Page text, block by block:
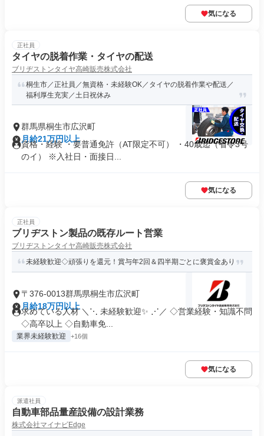
気になる
正社員
タイヤの脱着作業・タイヤの配送
ブリヂストンタイヤ高崎販売株式会社
桐生市／正社員／無資格・未経験OK／タイヤの脱着作業や配送／
福利厚生充実／土日祝休み
群馬県桐生市広沢町
月給21万円以上
資格・経験 ・要普通免許（AT限定不可） ・40歳迄（省令3号
のイ） ※入社日・面接日...
気になる
正社員
ブリヂストン製品の既存ルート営業
ブリヂストンタイヤ高崎販売株式会社
未経験歓迎◇頑張りを還元！賞与年2回＆四半期ごとに褒賞金あり
〒376-0013群馬県桐生市広沢町
月給18万円以上
求めている人材 ＼⋱ 未経験歓迎✨ ⋰／ ◇営業経験・知識不問
◇高卒以上 ◇自動車免...
業界未経験歓迎 +16個
気になる
派遣社員
自動車部品量産設備の設計業務
株式会社マイナビEdge